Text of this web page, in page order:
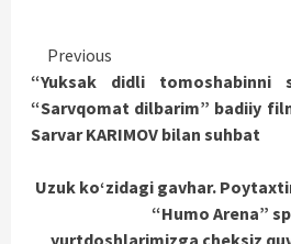
Continue
Reading
Previous
“Yuksak didli tomoshabinni
“Sarvqomat dilbarim” badiiy
Sarvar KARIMOV bilan suhbat
Uzuk ko‘zidagi gavhar.
“Humo Arena”
yurtdoshlarimizga cheksiz